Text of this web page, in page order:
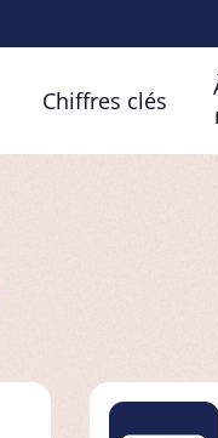
Chiffres clés